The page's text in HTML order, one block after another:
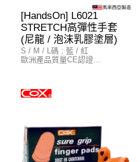
[HandsOn] L6021
STRETCH高彈性手套
(尼龍 / 泡沫乳膠塗層)
S / M / L碼 ; 藍 / 紅
歐洲產品質量CE認證
布料: 13針無縫尼龍和彈性纖維